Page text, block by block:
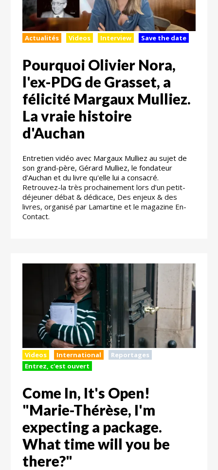
Actualités Videos Interview Save the date
Pourquoi Olivier Nora,
l'ex-PDG de Grasset, a
félicité Margaux Mulliez.
La vraie histoire
d'Auchan
Entretien vidéo avec Margaux Mulliez au sujet de
son grand-père, Gérard Mulliez, le fondateur
d'Auchan et du livre qu'elle lui a consacré.
Retrouvez-la très prochainement lors d’un petit-
déjeuner débat & dédicace, Des enjeux & des
livres, organisé par Lamartine et le magazine En-
Contact.
Videos International
Reportages
Entrez, c'est ouvert
Come In, It's Open!
"Marie-Thérèse, I'm
expecting a package.
What time will you be
there?"